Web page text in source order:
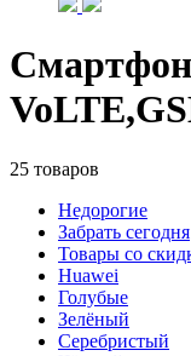
25 товаров
Недорогие
Забрать сегодня
Товары со
Huawei
Голубые
Зелёный
Серебристый